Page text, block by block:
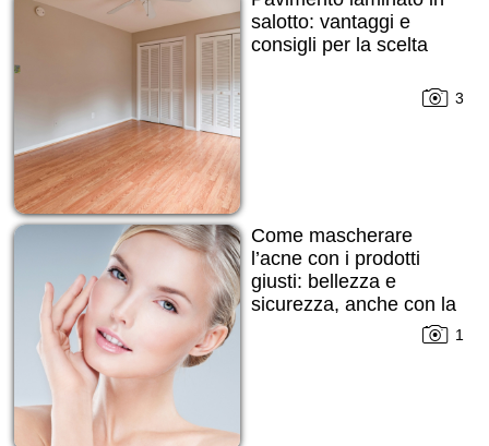
salotto: vantaggi e
consigli per la scelta
3
Come mascherare
l’acne con i prodotti
giusti: bellezza e
sicurezza, anche con la
1